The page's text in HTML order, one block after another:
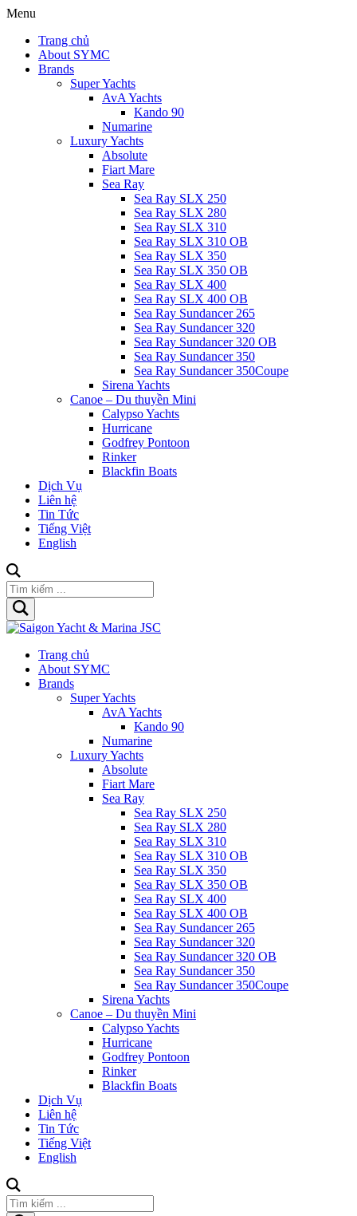
Menu
Trang chủ
About SYMC
Brands
Super Yachts
AvA Yachts
Kando 90
Numarine
Luxury Yachts
Absolute
Fiart Mare
Sea Ray
Sea Ray SLX 250
Sea Ray SLX 280
Sea Ray SLX 310
Sea Ray SLX 310 OB
Sea Ray SLX 350
Sea Ray SLX 350 OB
Sea Ray SLX 400
Sea Ray SLX 400 OB
Sea Ray Sundancer 265
Sea Ray Sundancer 320
Sea Ray Sundancer 320 OB
Sea Ray Sundancer 350
Sea Ray Sundancer 350Coupe
Sirena Yachts
Canoe – Du thuyền Mini
Calypso Yachts
Hurricane
Godfrey Pontoon
Rinker
Blackfin Boats
Dịch Vụ
Liên hệ
Tin Tức
Tiếng Việt
English
Trang chủ
About SYMC
Brands
Super Yachts
AvA Yachts
Kando 90
Numarine
Luxury Yachts
Absolute
Fiart Mare
Sea Ray
Sea Ray SLX 250
Sea Ray SLX 280
Sea Ray SLX 310
Sea Ray SLX 310 OB
Sea Ray SLX 350
Sea Ray SLX 350 OB
Sea Ray SLX 400
Sea Ray SLX 400 OB
Sea Ray Sundancer 265
Sea Ray Sundancer 320
Sea Ray Sundancer 320 OB
Sea Ray Sundancer 350
Sea Ray Sundancer 350Coupe
Sirena Yachts
Canoe – Du thuyền Mini
Calypso Yachts
Hurricane
Godfrey Pontoon
Rinker
Blackfin Boats
Dịch Vụ
Liên hệ
Tin Tức
Tiếng Việt
English